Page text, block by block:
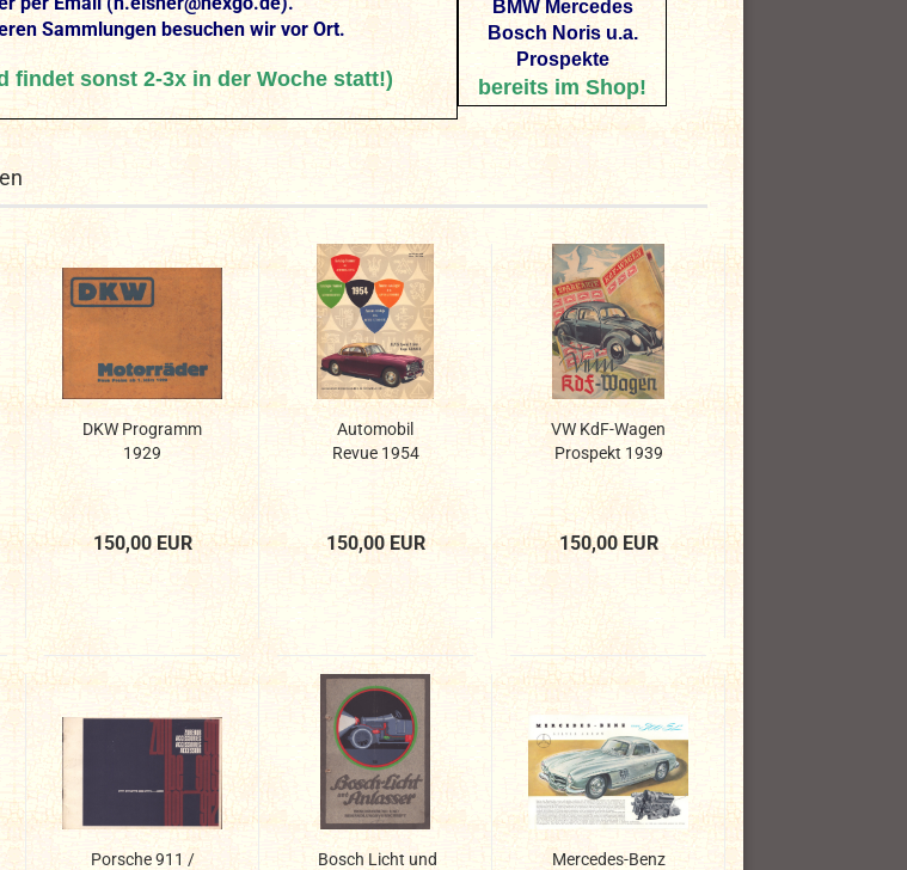
Sammlungen besuchen wir vor Ort.
findet sonst 2-3x in der Woche statt!)
BMW Mercedes
Bosch Noris u.a.
Prospekte
bereits im Shop!
DKW Programm
1929
150,00 EUR
Automobil
Revue 1954
150,00 EUR
VW KdF-Wagen
Prospekt 1939
150,00 EUR
Porsche 911 /
Bosch Licht und
Mercedes-Benz